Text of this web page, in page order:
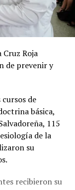
Roja
de prevenir y
de
básica,
115
de la
su
recibieron su